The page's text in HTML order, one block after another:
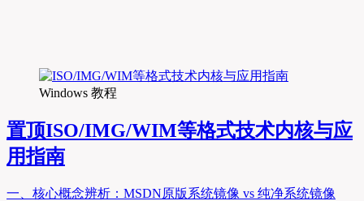
Windows 教程
置顶ISO/IMG/WIM等格式技术内核与应
用指南
一、核心概念辨析：MSDN原版系统镜像 vs 纯净系统镜像